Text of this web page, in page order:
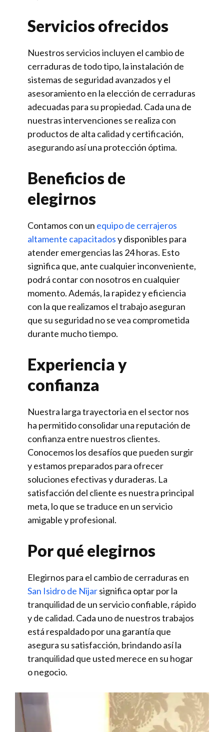
Servicios ofrecidos
Nuestros servicios incluyen el cambio de
cerraduras de todo tipo, la instalación de
sistemas de seguridad avanzados y el
asesoramiento en la elección de cerraduras
adecuadas para su propiedad. Cada una de
nuestras intervenciones se realiza con
productos de alta calidad y certificación,
asegurando así una protección óptima.
Beneficios de
elegirnos
Contamos con un equipo de cerrajeros
altamente capacitadosy disponibles para
atender emergencias las 24 horas. Esto
significa que, ante cualquier inconveniente,
podrá contar con nosotros en cualquier
momento. Además, la rapidez y eficiencia
con la que realizamos el trabajo aseguran
que su seguridad no se vea comprometida
durante mucho tiempo.
Experiencia y
confianza
Nuestra larga trayectoria en el sector nos
ha permitido consolidar una reputación de
confianza entre nuestros clientes.
Conocemos los desafíos que pueden surgir
y estamos preparados para ofrecer
soluciones efectivas y duraderas. La
satisfacción del cliente es nuestra principal
meta, lo que se traduce en un servicio
amigable y profesional.
Por qué elegirnos
Elegirnos para el cambio de cerraduras en
San Isidro de Nijarsignifica optar por la
tranquilidad de un servicio confiable, rápido
y de calidad. Cada uno de nuestros trabajos
está respaldado por una garantía que
asegura su satisfacción, brindando así la
tranquilidad que usted merece en su hogar
o negocio.